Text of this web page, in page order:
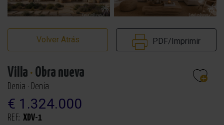
Volver Atrás PDF/Imprimir
Villa · Obra nueva
Denia · Denia
€ 1.324.000
REF.: XDV-1